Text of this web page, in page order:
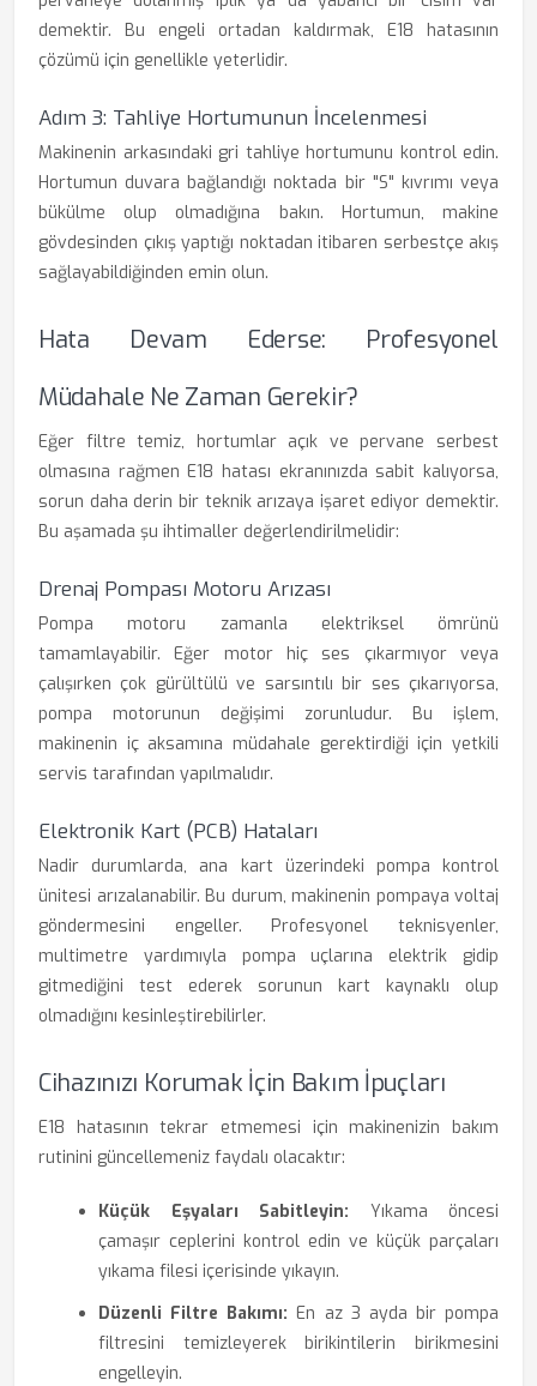
demektir. Bu engeli ortadan kaldırmak, E18 hatasının
çözümü için genellikle yeterlidir.
Adım 3: Tahliye Hortumunun İncelenmesi
Makinenin arkasındaki gri tahliye hortumunu kontrol edin.
Hortumun duvara bağlandığı noktada bir "S" kıvrımı veya
bükülme olup olmadığına bakın. Hortumun, makine
gövdesinden çıkış yaptığı noktadan itibaren serbestçe akış
sağlayabildiğinden emin olun.
Hata Devam Ederse: Profesyonel
Müdahale Ne Zaman Gerekir?
Eğer filtre temiz, hortumlar açık ve pervane serbest
olmasına rağmen E18 hatası ekranınızda sabit kalıyorsa,
sorun daha derin bir teknik arızaya işaret ediyor demektir.
Bu aşamada şu ihtimaller değerlendirilmelidir:
Drenaj Pompası Motoru Arızası
Pompa motoru zamanla elektriksel ömrünü
tamamlayabilir. Eğer motor hiç ses çıkarmıyor veya
çalışırken çok gürültülü ve sarsıntılı bir ses çıkarıyorsa,
pompa motorunun değişimi zorunludur. Bu işlem,
makinenin iç aksamına müdahale gerektirdiği için yetkili
servis tarafından yapılmalıdır.
Elektronik Kart (PCB) Hataları
Nadir durumlarda, ana kart üzerindeki pompa kontrol
ünitesi arızalanabilir. Bu durum, makinenin pompaya voltaj
göndermesini engeller. Profesyonel teknisyenler,
multimetre yardımıyla pompa uçlarına elektrik gidip
gitmediğini test ederek sorunun kart kaynaklı olup
olmadığını kesinleştirebilirler.
Cihazınızı Korumak İçin Bakım İpuçları
E18 hatasının tekrar etmemesi için makinenizin bakım
rutinini güncellemeniz faydalı olacaktır:
Küçük Eşyaları Sabitleyin: Yıkama öncesi
çamaşır ceplerini kontrol edin ve küçük parçaları
yıkama filesi içerisinde yıkayın.
Düzenli Filtre Bakımı: En az 3 ayda bir pompa
filtresini temizleyerek birikintilerin birikmesini
engelleyin.